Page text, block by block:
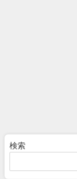
検索